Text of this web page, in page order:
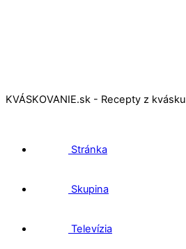
KVÁSKOVANIE.sk - Recepty z kvásku
Stránka
Skupina
Televízia